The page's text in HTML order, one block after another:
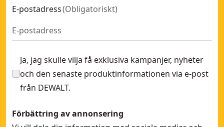
E-postadress(Obligatoriskt)
Ja, jag skulle vilja få exklusiva kampanjer, nyheter
och den senaste produktinformationen via e-post
från DEWALT.
Förbättring av annonsering